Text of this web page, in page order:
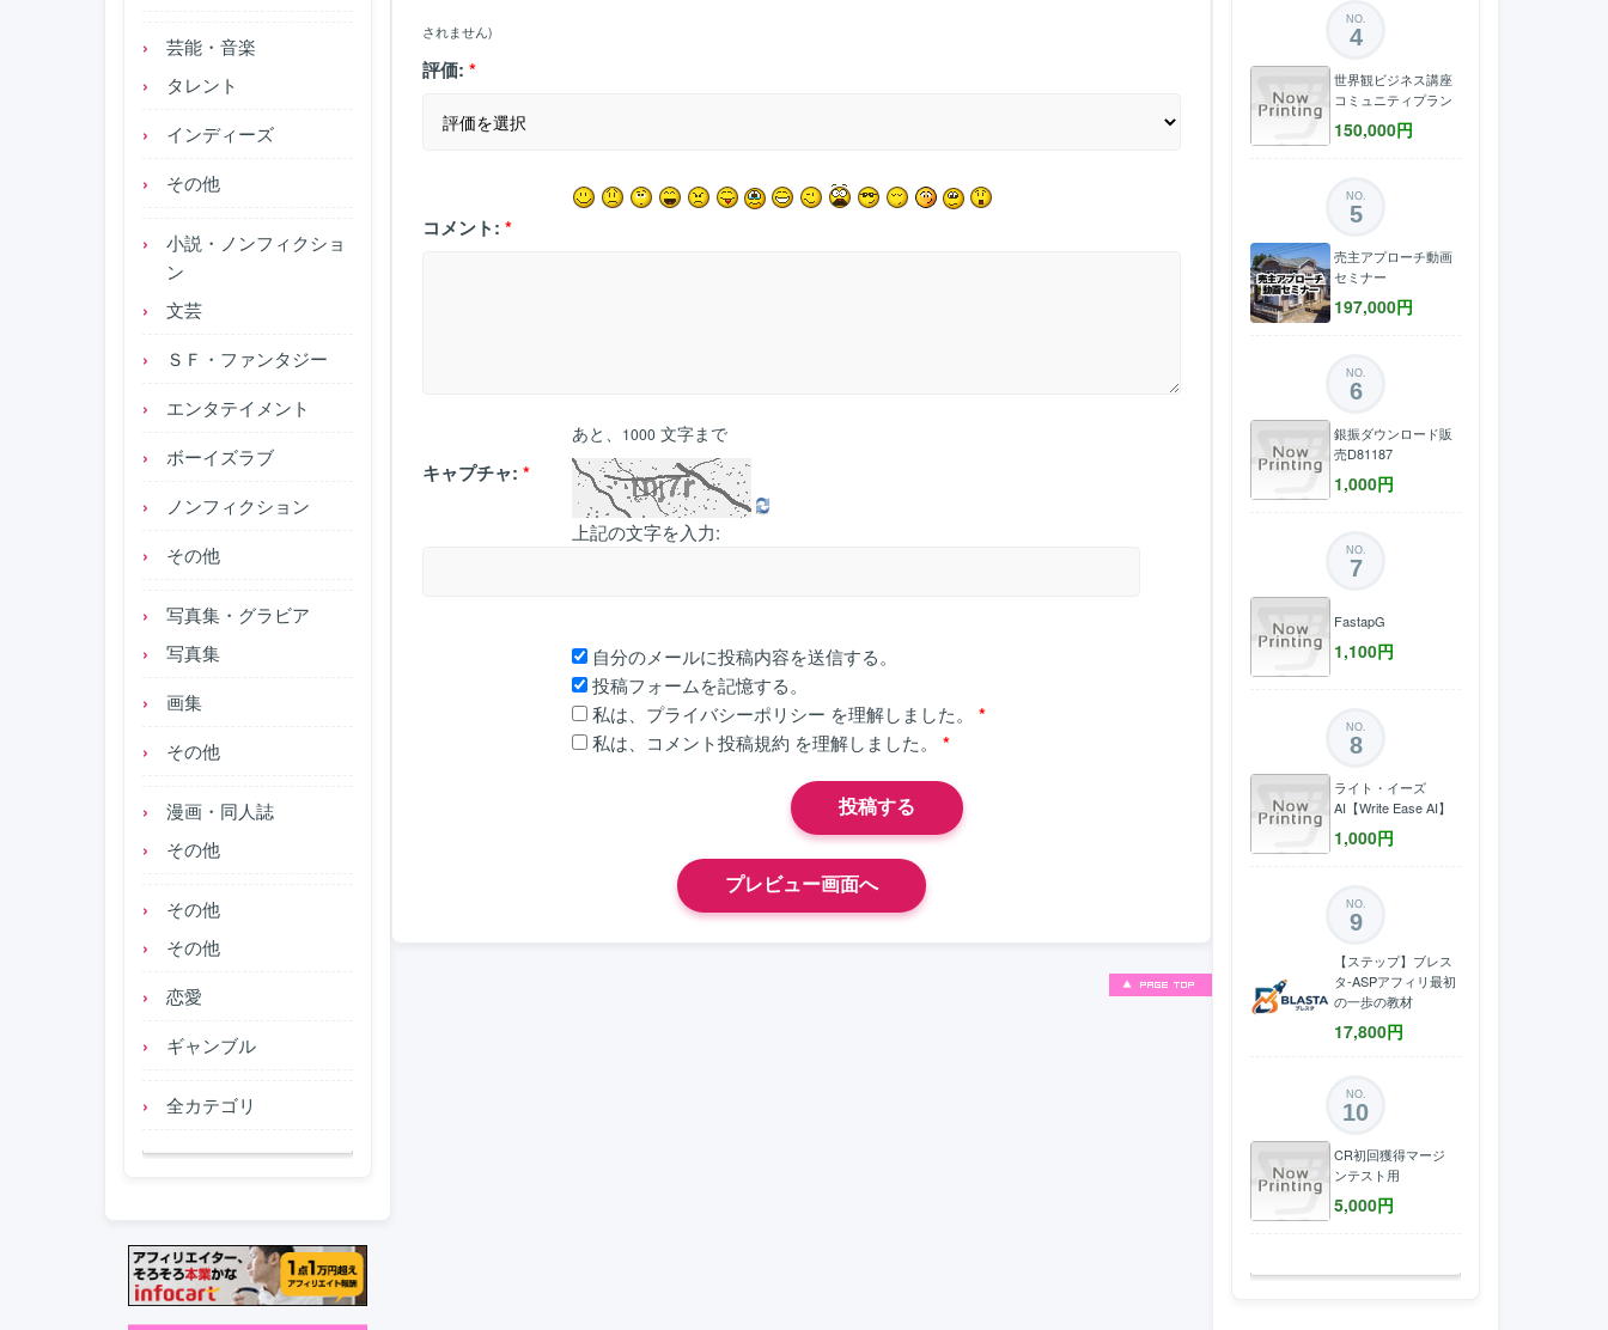
芸能・音楽
タレント
インディーズ
その他
小説・ノンフィクショ
ン
文芸
ＳＦ・ファンタジー
エンタテイメント
ボーイズラブ
ノンフィクション
その他
写真集・グラビア
写真集
画集
その他
漫画・同人誌
その他
その他
その他
恋愛
ギャンブル
全カテゴリ
されません)
評価: *
コメント: *
あと、 1000 文字まで
キャプチャ: *
上記の文字を入力:
自分のメールに投稿内容を送信する。
投稿フォームを記憶する。
私は、 プライバシーポリシー を理解しました。 *
私は、 コメント投稿規約 を理解しました。 *
NO.
4
世界観ビジネス講座
コミュニティプラン
150,000円
NO.
5
売主アプローチ動画
セミナー
197,000円
NO.
6
銀振ダウンロード販
売D81187
1,000円
NO.
7
FastapG
1,100円
NO.
8
ライト・イーズ
AI【Write Ease AI】
1,000円
NO.
9
【ステップ】ブレス
タ-ASPアフィリ最初
の一歩の教材
17,800円
NO.
10
CR初回獲得マージ
ンテスト用
5,000円